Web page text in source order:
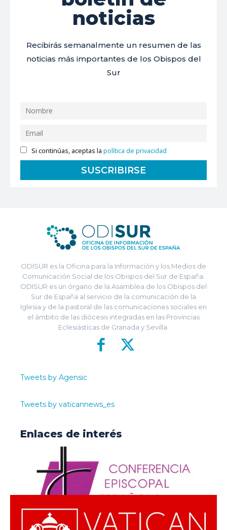
noticias
Recibirás semanalmente un resumen de las
noticias más importantes de los Obispos del
Sur
Si continúas, aceptas lapolítica de privacidad
ODISUR es la Oficina para la Información y los Medios de
Comunicación Social de los Obispos del Sur de España.
ODISUR es un órgano de la Asamblea de los Obispos del
Sur de España al servicio de la comunicación de la
Iglesia y de la pastoral de las comunicaciones sociales en
el ámbito de las diócesis integradas en las Provincias
Eclesiásticas de Granada y Sevilla.
Tweets by Agensic
Tweets by vaticannews_es
Enlaces de interés